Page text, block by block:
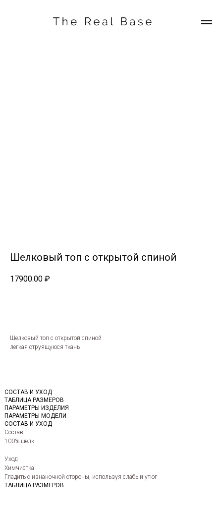
Шелковый топ с открытой спиной
17900.00 ₽
Шелковый топ с открытой спиной
легкая струящуюся ткань
СОСТАВ И УХОД
ТАБЛИЦА РАЗМЕРОВ
ПАРАМЕТРЫ ИЗДЕЛИЯ
ПАРАМЕТРЫ МОДЕЛИ
СОСТАВ И УХОД
Состав:
100% шелк
Уход:
Химчистка
Гладить с изнаночной стороны, используя слабый утюг
ТАБЛИЦА РАЗМЕРОВ